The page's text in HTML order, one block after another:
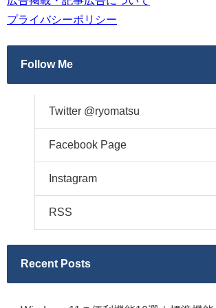
プライバシーポリシー
Follow Me
Twitter @ryomatsu
Facebook Page
Instagram
RSS
Recent Posts